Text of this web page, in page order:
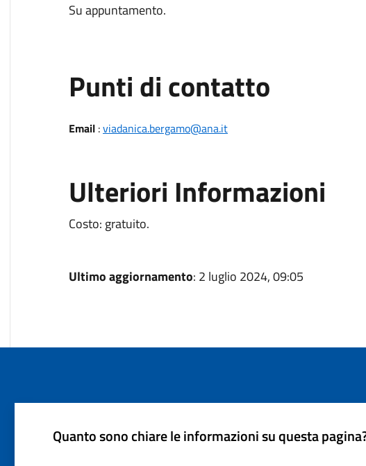
Su appuntamento.
Punti di contatto
Email:viadanica.bergamo@ana.it
Ulteriori Informazioni
Costo: gratuito.
Ultimo aggiornamento: 2 luglio 2024, 09:05
Quanto sono chiare le informazioni su questa